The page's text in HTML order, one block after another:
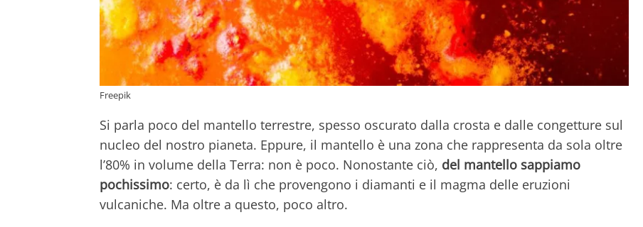
Freepik
Si parla poco del mantello terrestre, spesso oscurato dalla crosta e dalle congetture sul
nucleo del nostro pianeta. Eppure, il mantello è una zona che rappresenta da sola oltre
l’80% in volume della Terra: non è poco. Nonostante ciò, del mantello sappiamo
pochissimo: certo, è da lì che provengono i diamanti e il magma delle eruzioni
vulcaniche. Ma oltre a questo, poco altro.